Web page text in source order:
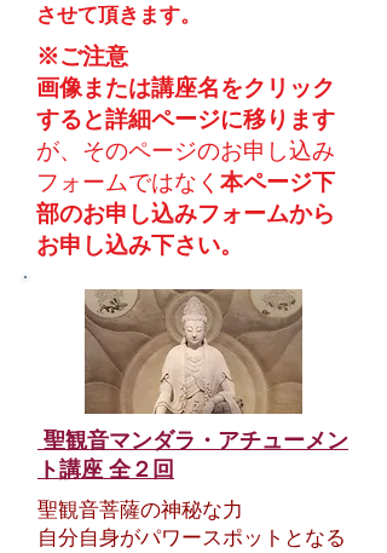
させて頂きます。
※ご注意
画像または講座名をクリック
すると詳細ページに移ります
が、​そのページのお申し込み
フォームではなく 本ページ下
部のお申し込みフォームから
お申し込み下さい。
聖観音マンダラ・アチューメン
ト講座 全２回
聖観音菩薩の神秘な力
自分自身がパワースポットとなる